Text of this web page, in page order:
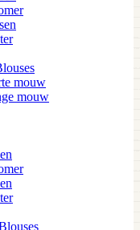
mouw
mouw